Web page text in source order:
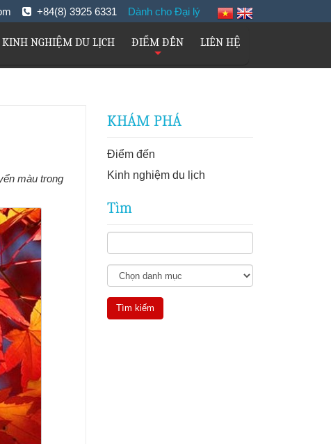
+84(8) 3925 6331 Dành cho Đại lý
KINH NGHIỆM DU LỊCH
+
ĐIỂM ĐẾN LIÊN HỆ
màu trong
KHÁM PHÁ
Điểm đến
Kinh nghiệm du lịch
Tìm